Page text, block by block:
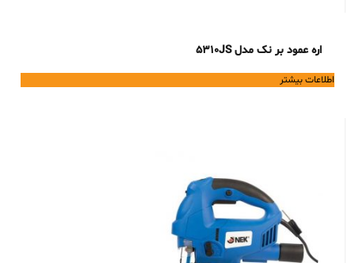
اره عمود بر نک مدل 5310JS
اطلاعات بیشتر